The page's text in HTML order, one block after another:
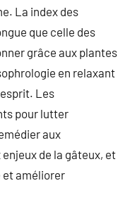
La index des
que celle des
grâce aux plantes
en relaxant
Les
pour lutter
aux
de la gâteux, et
et améliorer